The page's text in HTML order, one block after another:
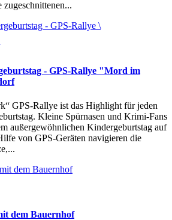
zugeschnittenen...
- GPS-Rallye "Mord im
GPS-Rallye ist das Highlight für jeden
Kleine Spürnasen und Krimi-Fans
außergewöhnlichen Kindergeburtstag auf
von GPS-Geräten navigieren die
dem Bauernhof